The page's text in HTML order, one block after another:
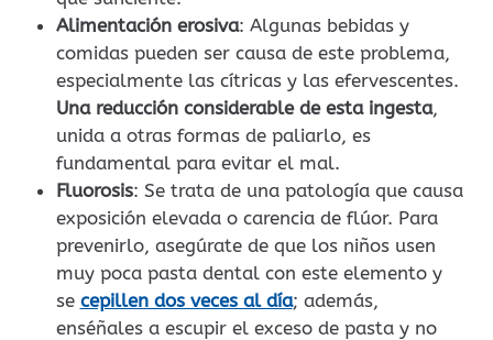
Alimentación erosiva: Algunas bebidas y
comidas pueden ser causa de este problema,
especialmente las cítricas y las efervescentes.
Una reducción considerable de esta ingesta,
unida a otras formas de paliarlo, es
fundamental para evitar el mal.
Fluorosis: Se trata de una patología que causa
exposición elevada o carencia de flúor. Para
prevenirlo, asegúrate de que los niños usen
muy poca pasta dental con este elemento y
se cepillen dos veces al día; además,
enséñales a escupir el exceso de pasta y no